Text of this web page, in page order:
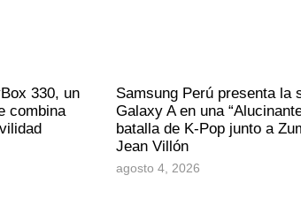
330, un
combina
Samsung Perú presenta la
Galaxy A en una
batalla de K-Pop junto a
Jean Villón
agosto 4, 2026